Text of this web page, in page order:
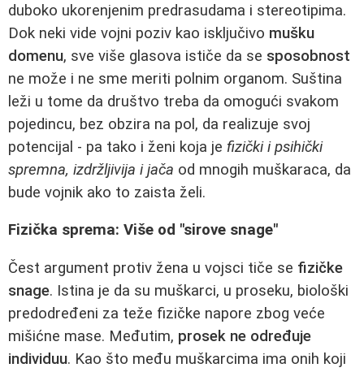
duboko ukorenjenim predrasudama i stereotipima.
Dok neki vide vojni poziv kao isključivo mušku
domenu, sve više glasova ističe da se sposobnost
ne može i ne sme meriti polnim organom. Suština
leži u tome da društvo treba da omogući svakom
pojedincu, bez obzira na pol, da realizuje svoj
potencijal - pa tako i ženi koja je fizički i psihički
spremna, izdržljivija i jača od mnogih muškaraca, da
bude vojnik ako to zaista želi.
Fizička sprema: Više od "sirove snage"
Čest argument protiv žena u vojsci tiče se fizičke
snage. Istina je da su muškarci, u proseku, biološki
predodređeni za teže fizičke napore zbog veće
mišićne mase. Međutim, prosek ne određuje
individuu. Kao što među muškarcima ima onih koji